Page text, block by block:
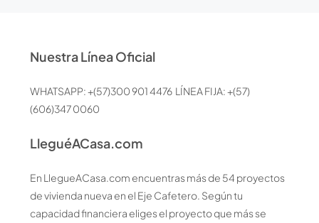
Nuestra Línea Oficial
WHATSAPP: +(57)300 901 4476 LÍNEA FIJA: +(57)
(606)347 0060
LleguéACasa.com
En LlegueACasa.com encuentras más de 54 proyectos
de vivienda nueva en el Eje Cafetero. Según tu
capacidad financiera eliges el proyecto que más se